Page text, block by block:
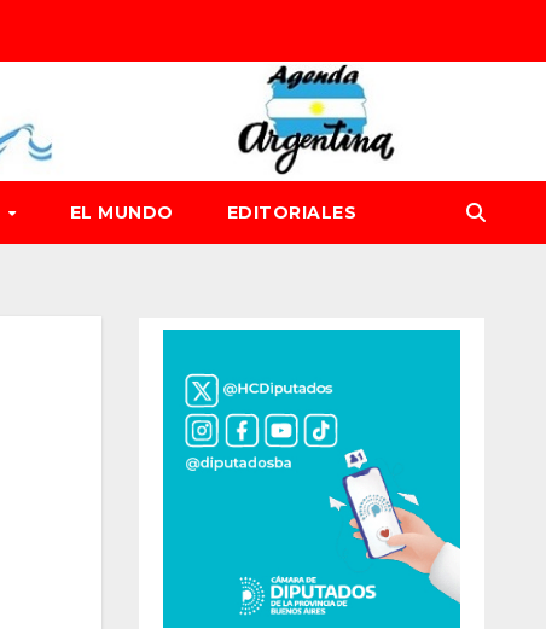
EL MUNDO EDITORIALES